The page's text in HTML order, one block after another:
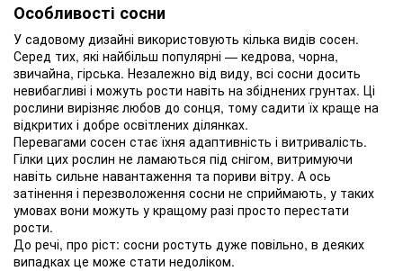
Особливості сосни
У садовому дизайні використовують кілька видів сосен.
Серед тих, які найбільш популярні — кедрова, чорна,
звичайна, гірська. Незалежно від виду, всі сосни досить
невибагливі і можуть рости навіть на збіднених грунтах. Ці
рослини вирізняє любов до сонця, тому садити їх краще на
відкритих і добре освітлених ділянках.
Перевагами сосен стає їхня адаптивність і витривалість.
Гілки цих рослин не ламаються під снігом, витримуючи
навіть сильне навантаження та пориви вітру. А ось
затінення і перезволоження сосни не сприймають, у таких
умовах вони можуть у кращому разі просто перестати
рости.
До речі, про ріст: сосни ростуть дуже повільно, в деяких
випадках це може стати недоліком.